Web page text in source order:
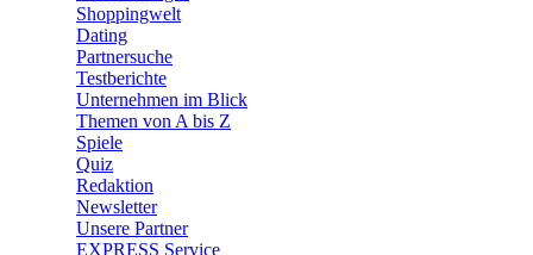
Shoppingwelt
Dating
Partnersuche
Testberichte
Unternehmen im Blick
Themen von A bis Z
Spiele
Quiz
Redaktion
Newsletter
Unsere Partner
EXPRESS Service